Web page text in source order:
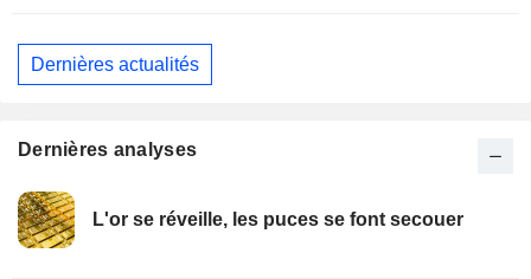
Dernières actualités
Dernières analyses
L'or se réveille, les puces se font secouer